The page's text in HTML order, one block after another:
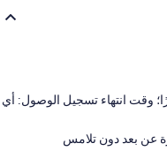
تسجيل الوصول: 4:00 عصرًا؛ وقت انتهاء تسجيل الوصول: أي
عن بعد دون تلامس